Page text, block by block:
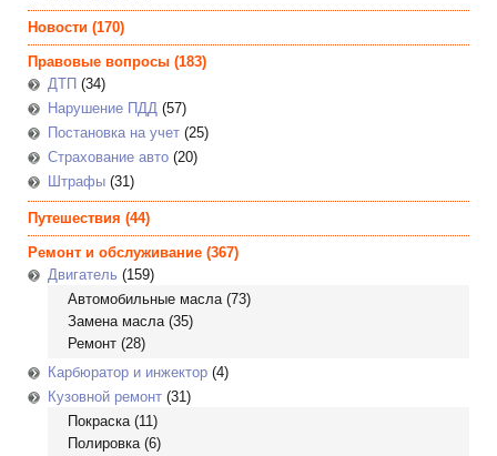
Новости (170)
Правовые вопросы (183)
ДТП (34)
Нарушение ПДД (57)
Постановка на учет (25)
Страхование авто (20)
Штрафы (31)
Путешествия (44)
Ремонт и обслуживание (367)
Двигатель (159)
Автомобильные масла(73)
Замена масла(35)
Ремонт (28)
Карбюратор и инжектор (4)
Кузовной ремонт (31)
Покраска(11)
Полировка(6)